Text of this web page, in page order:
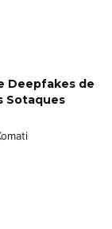
Deepfakes de
Sotaques